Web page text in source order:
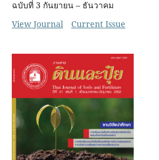
ฉบับที่ 3 กันยายน – ธันวาคม
View Journal
Current Issue